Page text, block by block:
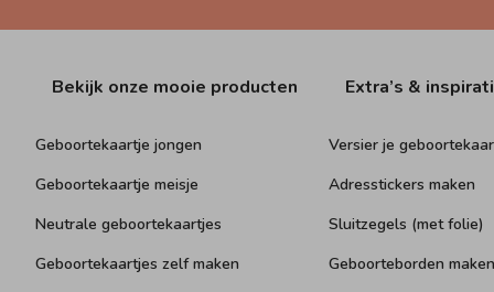
Bekijk onze mooie producten
Geboortekaartje jongen
Geboortekaartje meisje
Neutrale geboortekaartjes
Geboortekaartjes zelf maken
Extra’s &
Versier je
Adresstickers maken
Sluitzegels (met folie)
Geboorteborden maken